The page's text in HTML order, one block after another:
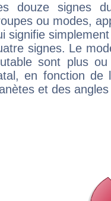
douze signes
ou modes,
signifie
signes. Le
sont plus
en fonction de
et des